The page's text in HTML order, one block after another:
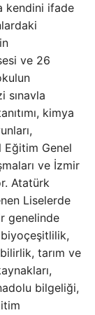
kendini ifade
ve 26
sınavla
kimya
Eğitim Genel
ve İzmir
Atatürk
Liselerde
genelinde
tarım ve
bilgeliği,